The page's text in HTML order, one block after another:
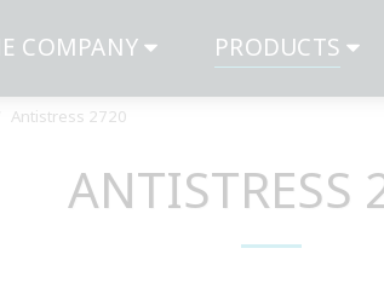
COMPANY PRODUCTS
Antistress 2720
ANTISTRESS